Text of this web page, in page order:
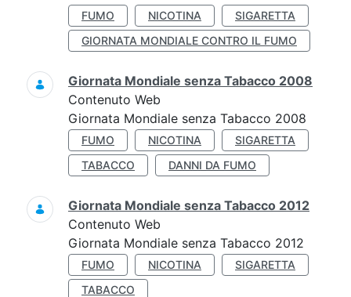
FUMO NICOTINA
SIGARETTA
GIORNATA MONDIALE CONTRO IL FUMO
Giornata Mondiale senza Tabacco 2008
Contenuto Web
Giornata Mondiale senza Tabacco 2008
FUMO NICOTINA
SIGARETTA
TABACCO
DANNI DA FUMO
Giornata Mondiale senza Tabacco 2012
Contenuto Web
Giornata Mondiale senza Tabacco 2012
FUMO NICOTINA
SIGARETTA
TABACCO